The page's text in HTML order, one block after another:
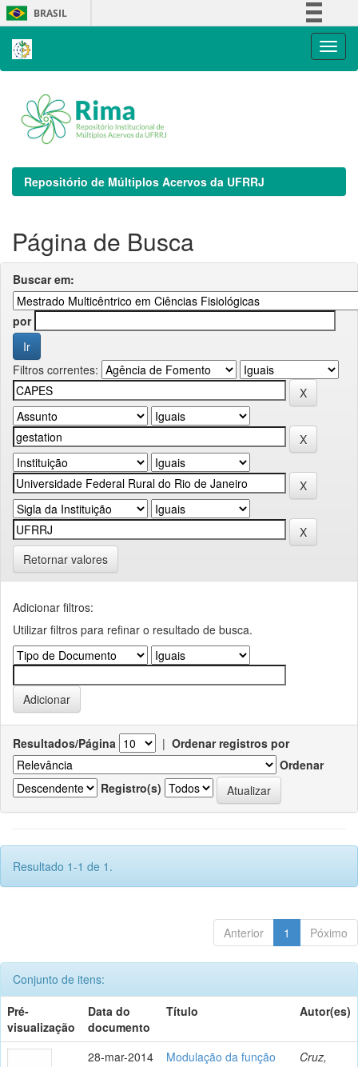
Skip
navigation
BRASIL
Repositório de Múltiplos Acervos da UFRRJ
Página de Busca
Buscar em:
por
Filtros correntes:
Retornar valores
Adicionar filtros:
Utilizar filtros para refinar o resultado de busca.
Resultados/Página | Ordenar registros por
Ordenar
Registro(s)
Resultado 1-1 de 1.
Anterior 1 Póximo
Conjunto de itens:
Pré-
visualização
Data do
documento
Título Autor(es)
28-mar-2014
Modulação da função
Cruz,